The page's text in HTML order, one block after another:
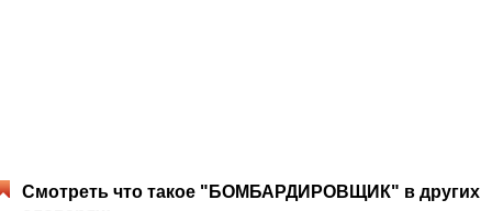
Смотреть что такое "БОМБАРДИРОВЩИК" в других